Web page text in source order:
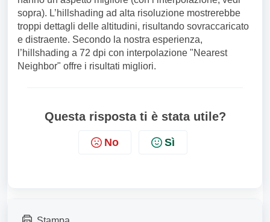
sopra). L’hillshading ad alta risoluzione mostrerebbe
troppi dettagli delle altitudini, risultando sovraccaricato
e distraente. Secondo la nostra esperienza,
l’hillshading a 72 dpi con interpolazione "Nearest
Neighbor" offre i risultati migliori.
Questa risposta ti è stata utile?
No Sì